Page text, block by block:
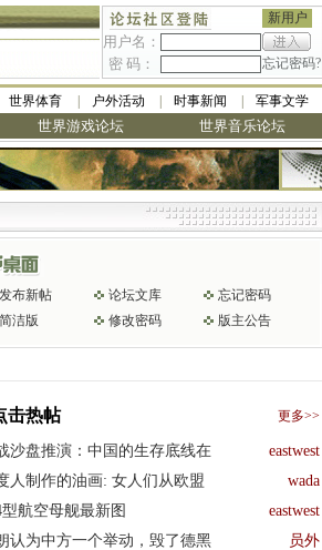
新用户
用户名：
密 码：
忘记密码?
世界体育 户外活动 时事新闻 军事文学
世界游戏论坛 世界音乐论坛
发布新帖 论坛文库
忘记密码
简洁版
修改密码 版主公告
击热帖 更多>>
沙盘推演：中国的生存底线在 eastwest
人制作的油画: 女人们从欧盟 wada
型航空母舰最新图 eastwest
认为中方一个举动，毁了德黑 员外